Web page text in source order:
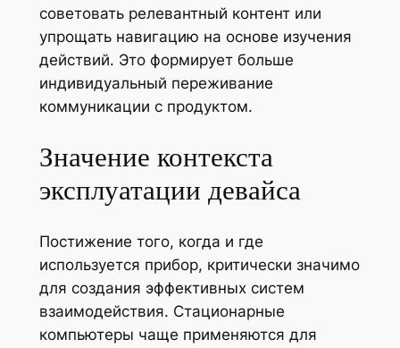
советовать релевантный контент или
упрощать навигацию на основе изучения
действий. Это формирует больше
индивидуальный переживание
коммуникации с продуктом.
Значение контекста
эксплуатации девайса
Постижение того, когда и где
используется прибор, критически значимо
для создания эффективных систем
взаимодействия. Стационарные
компьютеры чаще применяются для